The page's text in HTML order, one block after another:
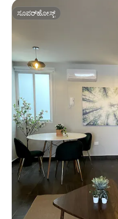
ಸೂಪರ್‌ಹೋಸ್ಟ್
ಸೂಪರ್‌ಹೋಸ್ಟ್